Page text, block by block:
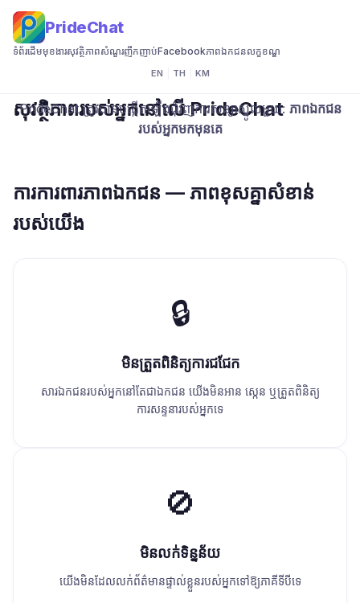
PrideChat
ទំព័រដើមមុខងារសុវត្ថិភាពសំណួរញឹកញាប់Facebookភាពឯកជនលក្ខខណ្ឌ
EN TH KM
សុវត្ថិភាពរបស់អ្នកនៅលើ PrideChat
PrideChat ត្រូវបានបង្កើតឡើងជុំវិញការសន្យាស្នូលមួយ: ភាពឯកជន
របស់អ្នកមកមុនគេ
ការការពារភាពឯកជន — ភាពខុសគ្នាសំខាន់
របស់យើង
🔒
មិនត្រួតពិនិត្យការជជែក
សារឯកជនរបស់អ្នកនៅតែជាឯកជន យើងមិនអាន ស្កេន ឬត្រួតពិនិត្យ
ការសន្ទនារបស់អ្នកទេ
🚫
មិនលក់ទិន្នន័យ
យើងមិនដែលលក់ព័ត៌មានផ្ទាល់ខ្លួនរបស់អ្នកទៅឱ្យភាគីទីបីទេ